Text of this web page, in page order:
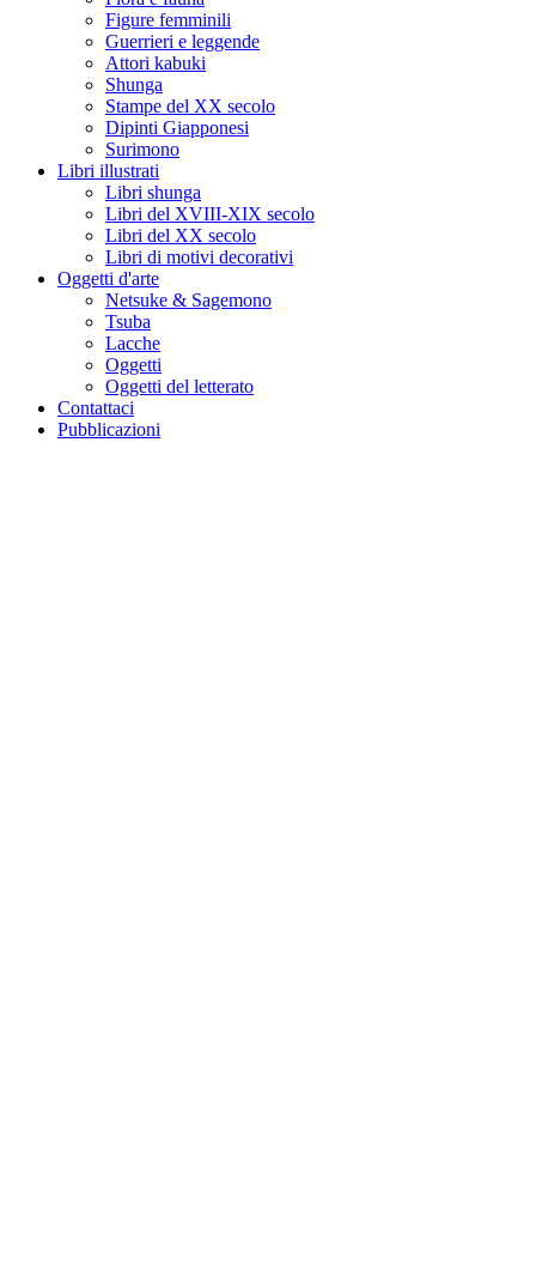
Figure femminili
Guerrieri e leggende
Attori kabuki
Shunga
Stampe del XX secolo
Dipinti Giapponesi
Surimono
Libri illustrati
Libri shunga
Libri del XVIII-XIX secolo
Libri del XX secolo
Libri di motivi decorativi
Oggetti d'arte
Netsuke & Sagemono
Tsuba
Lacche
Oggetti
Oggetti del letterato
Contattaci
Pubblicazioni